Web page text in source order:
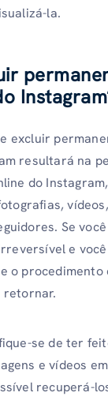
la.
excluir
resultará na
do
Se
e
o procedimento
retornar.
se de ter
e vídeos
recuperá-